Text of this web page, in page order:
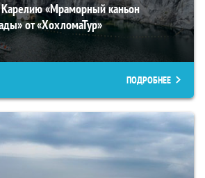
Карелию «Мраморный каньон
от «ХохломаТур»
ПОДРОБНЕЕ